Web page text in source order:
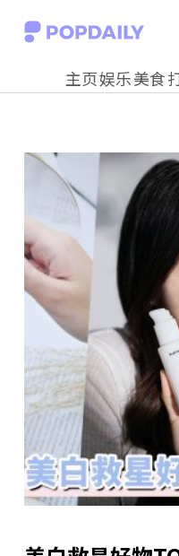
S
o
n
t
t
主页娱乐美食